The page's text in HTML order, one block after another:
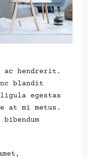
ac hendrerit.
blandit
ligula egestas
at mi metus.